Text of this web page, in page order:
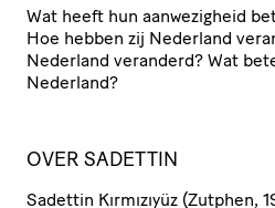
Wat heeft hun aanwe­zig­heid
Hoe hebben zij Nederland
Nederland veranderd? Wat
Nederland?
OVER SADETTIN
Sadettin Kırmızıyüz